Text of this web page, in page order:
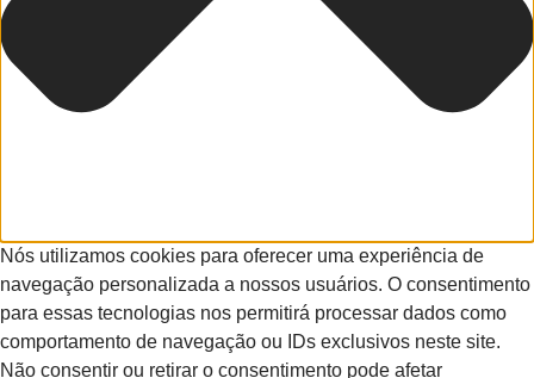
Nós utilizamos cookies para oferecer uma experiência de
navegação personalizada a nossos usuários. O consentimento
para essas tecnologias nos permitirá processar dados como
comportamento de navegação ou IDs exclusivos neste site.
Não consentir ou retirar o consentimento pode afetar